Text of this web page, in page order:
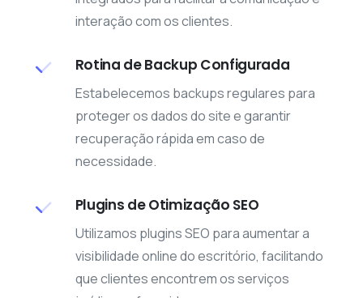
interação com os clientes.
Rotina de Backup Configurada
Estabelecemos backups regulares para
proteger os dados do site e garantir
recuperação rápida em caso de
necessidade.
Plugins de Otimização SEO
Utilizamos plugins SEO para aumentar a
visibilidade online do escritório, facilitando
que clientes encontrem os serviços